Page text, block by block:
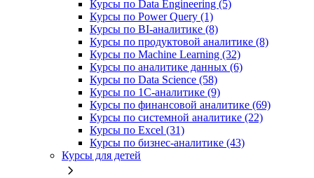
Курсы по Data Engineering (5)
Курсы по Power Query (1)
Курсы по BI‑аналитике (8)
Курсы по продуктовой аналитике (8)
Курсы по Machine Learning (32)
Курсы по аналитике данных (6)
Курсы по Data Science (58)
Курсы по 1С‑аналитике (9)
Курсы по финансовой аналитике (69)
Курсы по системной аналитике (22)
Курсы по Excel (31)
Курсы по бизнес‑аналитике (43)
Курсы для детей